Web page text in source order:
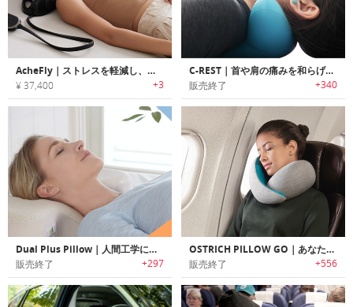
AcheFly｜ストレスを軽減し、姿勢を改善しながら首をマッサージしてくれるピロー
¥ 37,400 +3
C-REST｜首や肩の痛みを和らげるポータブルマッサージャー「クレスト」
販売終了 +340
Dual Plus Pillow｜人間工学に基づいたデザインで様々な睡眠ポジションで快適に休める快眠ピロー「デュアルプラスピロー」
販売終了 +297
OSTRICH PILLOW GO｜あなたの首に合わせてサイズ調整可能な快適トラベルピロー「オーストリッチピローゴー」
販売終了 +556